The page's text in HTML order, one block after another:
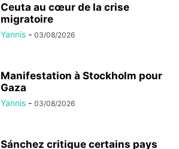
Ceuta au cœur de la crise
migratoire
Yannis - 03/08/2026
Manifestation à Stockholm pour
Gaza
Yannis - 03/08/2026
Sánchez critique certains pays